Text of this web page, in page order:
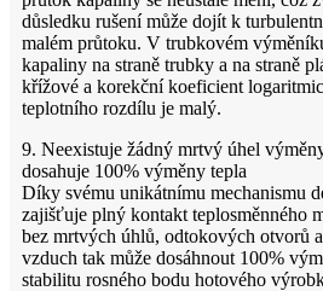
důsledku rušení může dojít k
malém průtoku. V trubkovém
kapaliny na straně trubky a na straně
křížové a korekční koeficient
teplotního rozdílu je malý.
9. Neexistuje žádný mrtvý úhel
dosahuje 100% výměny tepla
Díky svému unikátnímu mechanismu
zajišťuje plný kontakt teplosměnného
bez mrtvých úhlů, odtokových otvorů
vzduch tak může dosáhnout 100%
stabilitu rosného bodu hotového